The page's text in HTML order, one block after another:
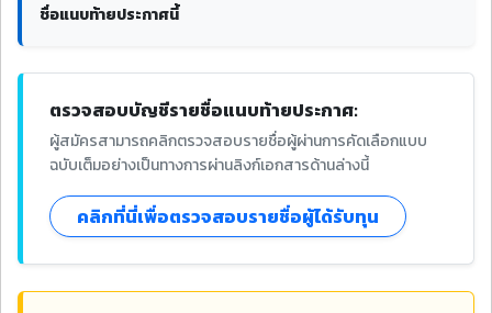
ชื่อแนบท้ายประกาศนี้
ตรวจสอบบัญชีรายชื่อแนบท้ายประกาศ:
ผู้สมัครสามารถคลิกตรวจสอบรายชื่อผู้ผ่านการคัดเลือกแบบ
ฉบับเต็มอย่างเป็นทางการผ่านลิงก์เอกสารด้านล่างนี้
คลิกที่นี่เพื่อตรวจสอบรายชื่อผู้ได้รับทุน